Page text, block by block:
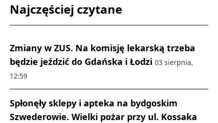
Najczęściej czytane
Zmiany w ZUS. Na komisję lekarską trzeba
będzie jeździć do Gdańska i Łodzi 03 sierpnia,
12:59
Spłonęły sklepy i apteka na bydgoskim
Szwederowie. Wielki pożar przy ul. Kossaka